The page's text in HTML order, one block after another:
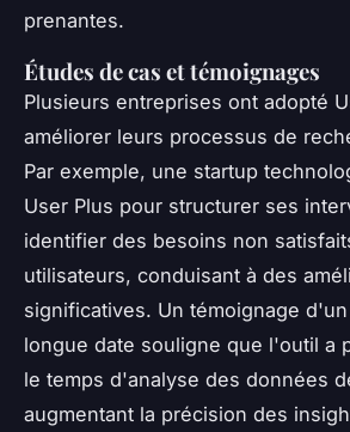
prenantes.
Études de cas et témoignages
Plusieurs entreprises ont adopté
améliorer leurs processus de
Par exemple, une startup
User Plus pour structurer ses
identifier des besoins non
utilisateurs, conduisant à des
significatives. Un témoignage
longue date souligne que l'outil a
le temps d'analyse des données
augmentant la précision des